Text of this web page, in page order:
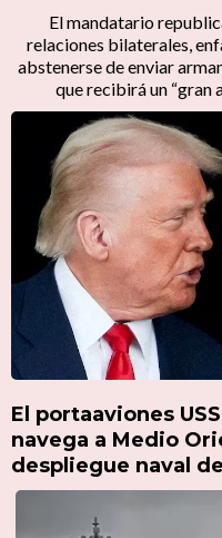
El mandatario
relaciones bilaterales,
abstenerse de enviar
que recibirá un “gran
El portaaviones
navega a Medio
despliegue naval de